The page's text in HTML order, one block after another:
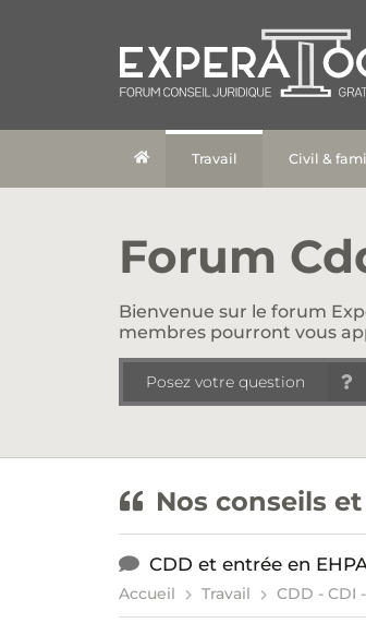
Travail Civil &
Forum
Bienvenue sur le forum
membres pourront vous
Posez votre question
Nos conseils
CDD et entrée en
Accueil Travail CDD - CDI